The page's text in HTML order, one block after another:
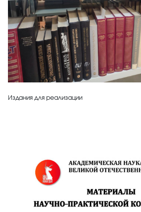
Издания для реализации